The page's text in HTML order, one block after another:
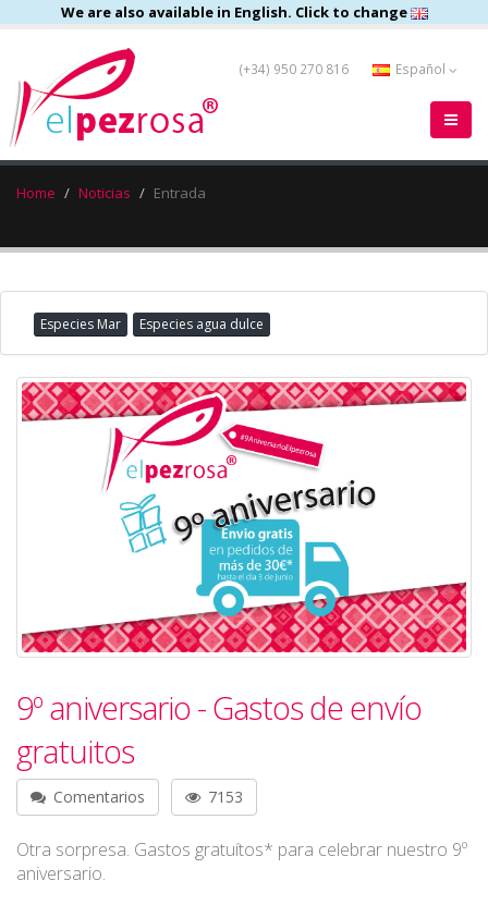
We are also available in English. Click to change
(+34) 950 270 816 Español
Home Noticias Entrada
Especies Mar Especies agua dulce
9º aniversario - Gastos de envío
gratuitos
Comentarios 7153
Otra sorpresa. Gastos gratuítos* para celebrar nuestro 9º
aniversario.